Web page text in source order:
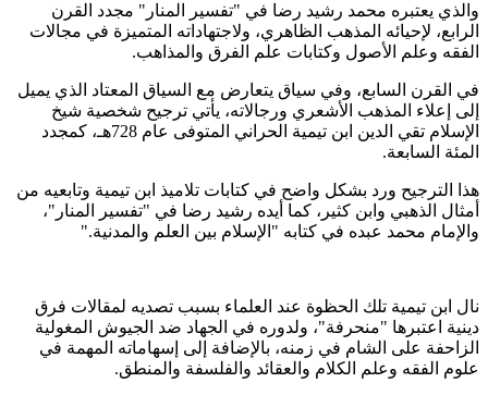
والذي يعتبره محمد رشيد رضا في "تفسير المنار" مجدد القرن
الرابع، لإحيائه المذهب الظاهري، ولاجتهاداته المتميزة في مجالات
الفقه وعلم الأصول وكتابات علم الفرق والمذاهب.
في القرن السابع، وفي سياق يتعارض مع السياق المعتاد الذي يميل
إلى إعلاء المذهب الأشعري ورجالاته، يأتي ترجيح شخصية شيخ
الإسلام تقي الدين ابن تيمية الحراني المتوفى عام 728هـ، كمجدد
المئة السابعة.
هذا الترجيح ورد بشكل واضح في كتابات تلاميذ ابن تيمية وتابعيه من
أمثال الذهبي وابن كثير، كما أيده رشيد رضا في "تفسير المنار"،
والإمام محمد عبده في كتابه "الإسلام بين العلم والمدنية".
نال ابن تيمية تلك الحظوة عند العلماء بسبب تصديه لمقالات فرق
دينية اعتبرها "منحرفة"، ولدوره في الجهاد ضد الجيوش المغولية
الزاحفة على الشام في زمنه، بالإضافة إلى إسهاماته المهمة في
علوم الفقه وعلم الكلام والعقائد والفلسفة والمنطق.